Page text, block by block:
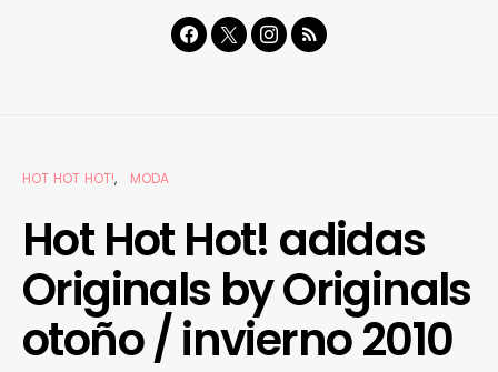
HOT HOT HOT! MODA
Hot Hot Hot! adidas
Originals by Originals
otoño / invierno 2010